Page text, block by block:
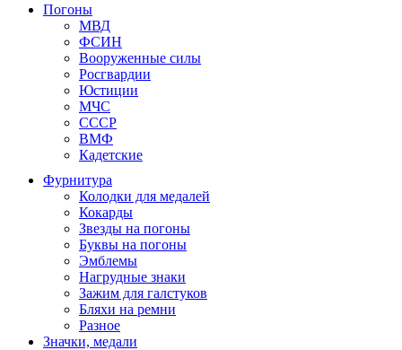
Погоны
МВД
ФСИН
Вооруженные силы
Росгвардии
Юстиции
МЧС
СССР
ВМФ
Кадетские
Фурнитура
Колодки для медалей
Кокарды
Звезды на погоны
Буквы на погоны
Эмблемы
Нагрудные знаки
Зажим для галстуков
Бляхи на ремни
Разное
Значки, медали